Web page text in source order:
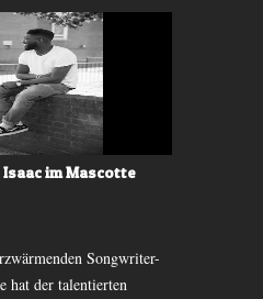
im Mascotte
Songwriter-
hat der talentierten